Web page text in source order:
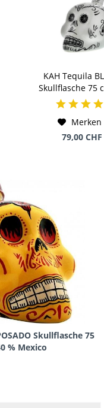
KAH Tequila
Skullflasche 75
Mexico
Merken
79,00
Skullflasche 75
% Mexico